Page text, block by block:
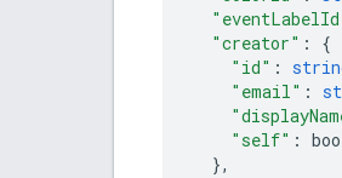
"creator" :
"id" :
"email" :
"self" :
},